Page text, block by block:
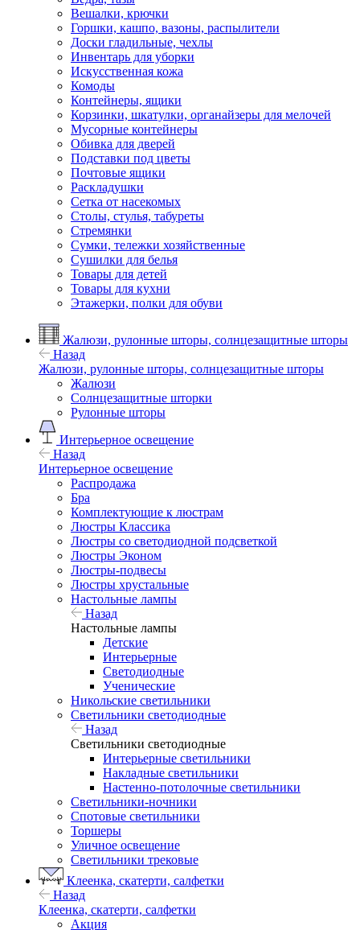
Вешалки, крючки
Горшки, кашпо, вазоны, распылители
Доски гладильные, чехлы
Инвентарь для уборки
Искусственная кожа
Комоды
Контейнеры, ящики
Корзинки, шкатулки, органайзеры для мелочей
Мусорные контейнеры
Обивка для дверей
Подставки под цветы
Почтовые ящики
Раскладушки
Сетка от насекомых
Столы, стулья, табуреты
Стремянки
Сумки, тележки хозяйственные
Сушилки для белья
Товары для детей
Товары для кухни
Этажерки, полки для обуви
Жалюзи, рулонные шторы, солнцезащитные шторы
Назад
Жалюзи, рулонные шторы, солнцезащитные шторы
Жалюзи
Солнцезащитные шторки
Рулонные шторы
Интерьерное освещение
Назад
Интерьерное освещение
Распродажа
Бра
Комплектующие к люстрам
Люстры Классика
Люстры со светодиодной подсветкой
Люстры Эконом
Люстры-подвесы
Люстры хрустальные
Настольные лампы
Назад
Настольные лампы
Детские
Интерьерные
Светодиодные
Ученические
Никольские светильники
Светильники светодиодные
Назад
Светильники светодиодные
Интерьерные светильники
Накладные светильники
Настенно-потолочные светильники
Светильники-ночники
Спотовые светильники
Торшеры
Уличное освещение
Светильники трековые
Клеенка, скатерти, салфетки
Назад
Клеенка, скатерти, салфетки
Акция